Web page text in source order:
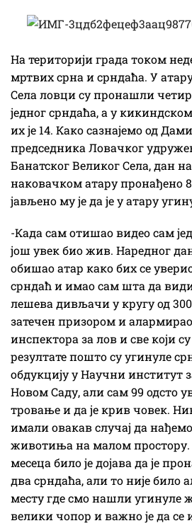
На територији града током
мртвих срна и срндаћа. У
Села ловци су пронашли
једног срндаћа, а у
их је 14. Како сазнајемо од
председника Ловачког
Банатског Великог Села, дан
наковачком атару пронађено
јављено му је да је у атару
-Када сам отишао видео сам
још увек био жив. Наредног
обишао атар како бих се
срндаћ и имао сам шта да
лешева дивљачи у кругу од
затечен призором и
инспектора за лов и све који
резултате пошто су угинуле
обдукцију у Научни институт
Новом Саду, али сам 99 одсто
тровање и да је крив човек.
имали овакав случај да
животиња на малом простору.
месеца било је дојава да је
два срндаћа, али то није било
месту где смо нашли угинуле
велики чопор и важно је да се